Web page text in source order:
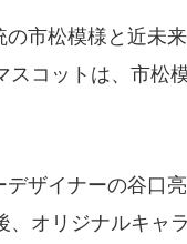
市松模様と近未
スコットは、市松
ザイナーの谷口
、オリジナルキャ